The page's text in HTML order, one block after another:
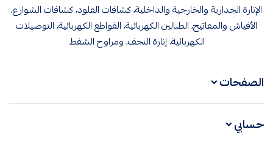
الإنارة الجدارية والخارجية والداخلية، كشافات الفلود، كشافات الشوارع،
الأفياش والمفاتيح، الطبالين الكهربائية، القواطع الكهربائية، التوصيلات
الكهربائية، إنارة النجف، ومراوح الشفط.
الصفحات
حسابي